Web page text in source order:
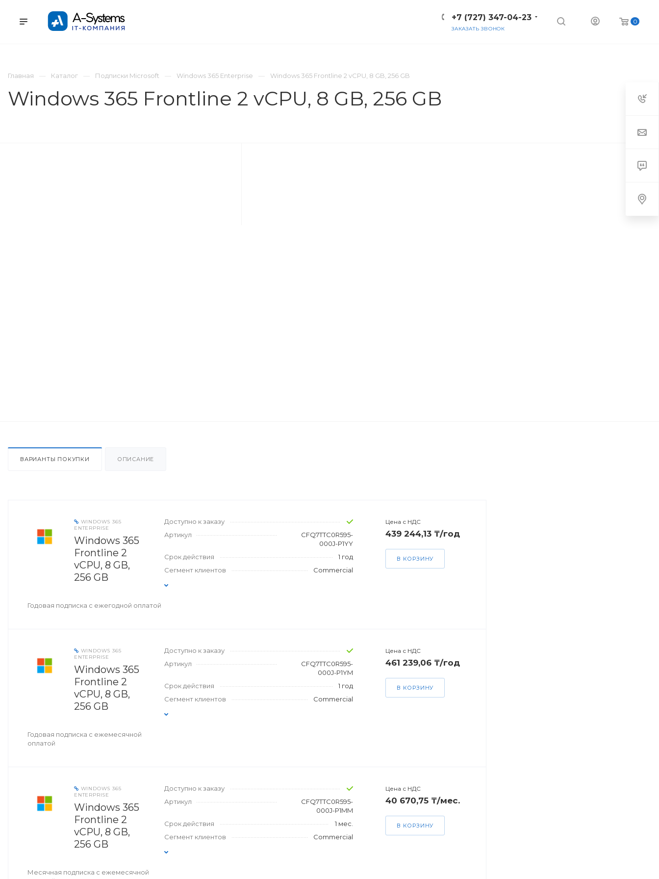
0
+7 (727) 347-04-23
ЗАКАЗАТЬ ЗВОНОК
Главная
Каталог Подписки Microsoft Windows 365 Enterprise Windows 365 Frontline 2 vCPU, 8 GB, 256 GB
Windows 365 Frontline 2 vCPU, 8 GB, 256 GB
ВАРИАНТЫ ПОКУПКИ ОПИСАНИЕ
WINDOWS 365
ENTERPRISE
Windows 365
Frontline 2
vCPU, 8 GB,
256 GB
Годовая подписка с ежегодной оплатой
Доступно к заказу
Артикул
CFQ7TTC0R595-
000J-P1YY
Срок действия
1 год
Сегмент клиентов
Commercial
Цена с НДС
439 244,13 ₸/год
В КОРЗИНУ
WINDOWS 365
ENTERPRISE
Windows 365
Frontline 2
vCPU, 8 GB,
256 GB
Годовая подписка с ежемесячной
оплатой
Доступно к заказу
Артикул
CFQ7TTC0R595-
000J-P1YM
Срок действия
1 год
Сегмент клиентов
Commercial
Цена с НДС
461 239,06 ₸/год
В КОРЗИНУ
WINDOWS 365
ENTERPRISE
Windows 365
Frontline 2
vCPU, 8 GB,
256 GB
Месячная подписка с ежемесячной
Доступно к заказу
Артикул
CFQ7TTC0R595-
000J-P1MM
Срок действия
1 мес.
Сегмент клиентов
Commercial
Цена с НДС
40 670,75 ₸/мес.
В КОРЗИНУ